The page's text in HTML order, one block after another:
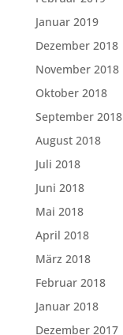
Januar 2019
Dezember 2018
November 2018
Oktober 2018
September 2018
August 2018
Juli 2018
Juni 2018
Mai 2018
April 2018
März 2018
Februar 2018
Januar 2018
Dezember 2017